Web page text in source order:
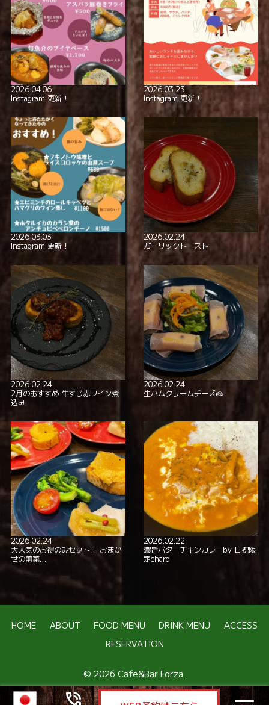
phone_in_talk
2026.04.06
Instagram 更新！
2026.03.23
Instagram 更新！
2026.03.03
Instagram 更新！
2026.02.24
ガーリックトースト
2026.02.24
2月のおすすめ 牛すじ赤ワイン煮
込み
2026.02.24
生ハムクリームチーズ🧀
2026.02.24
大人気のお得のみセット！ おまか
せの前菜…
2026.02.22
濃旨バターチキンカレーby 日祝限
定charo
HOME ABOUT FOOD MENU DRINK MENU
ACCESS
RESERVATION
© 2026 Cafe&Bar Forza.